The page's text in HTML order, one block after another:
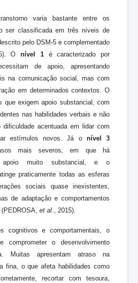
varia bastante entre os
ser classificada em três níveis de
pelo DSM-5 e complementado
O nível 1é caracterizado por
de apoio, apresentando
na comunicação social, mas com
em determinados contextos. O
que exigem apoio substancial, com
nas habilidades verbais e não
acentuada em lidar com
estímulos novos. Já o nível 3
mais severos, em que há
apoio muito substancial, e o
praticamente todas as esferas
sociais quase inexistentes,
de adaptação e comportamentos
et al ., 2015).
cognitivos e comportamentais, o
comprometer o desenvolvimento
Muitas apresentam atraso na
fina, o que afeta habilidades como
recortar com tesoura,